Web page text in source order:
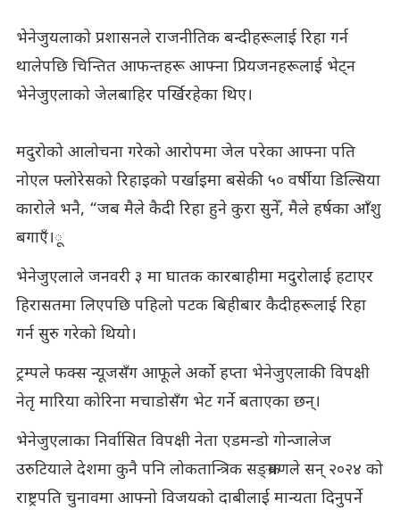
भेनेजुयलाको प्रशासनले राजनीतिक बन्दीहरूलाई रिहा गर्न
थालेपछि चिन्तित आफन्तहरू आफ्ना प्रियजनहरूलाई भेट्न
भेनेजुएलाको जेलबाहिर पर्खिरहेका थिए।
मदुरोको आलोचना गरेको आरोपमा जेल परेका आफ्ना पति
नोएल फ्लोरेसको रिहाइको पर्खाइमा बसेकी ५० वर्षीया डिल्सिया
कारोले भनै, “जब मैले कैदी रिहा हुने कुरा सुनेँ, मैले हर्षका आँशु
बगाएँ।ू
भेनेजुएलाले जनवरी ३ मा घातक कारबाहीमा मदुरोलाई हटाएर
हिरासतमा लिएपछि पहिलो पटक बिहीबार कैदीहरूलाई रिहा
गर्न सुरु गरेको थियो।
ट्रम्पले फक्स न्यूजसँग आफूले अर्को हप्ता भेनेजुएलाकी विपक्षी
नेतृ मारिया कोरिना मचाडोसँग भेट गर्ने बताएका छन्।
भेनेजुएलाका निर्वासित विपक्षी नेता एडमन्डो गोन्जालेज
उरुटियाले देशमा कुनै पनि लोकतान्त्रिक सङ्क्रमणले सन् २०२४ को
राष्ट्रपति चुनावमा आफ्नो विजयको दाबीलाई मान्यता दिनुपर्ने